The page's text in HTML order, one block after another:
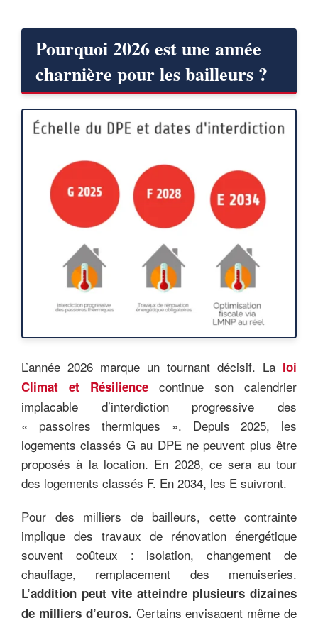
Pourquoi 2026 est une année
charnière pour les bailleurs ?
L’année 2026 marque un tournant décisif. La loi
Climat et Résilience continue son calendrier
implacable d’interdiction progressive des
« passoires thermiques ». Depuis 2025, les
logements classés G au DPE ne peuvent plus être
proposés à la location. En 2028, ce sera au tour
des logements classés F. En 2034, les E suivront.
Pour des milliers de bailleurs, cette contrainte
implique des travaux de rénovation énergétique
souvent coûteux : isolation, changement de
chauffage, remplacement des menuiseries.
L’addition peut vite atteindre plusieurs dizaines
de milliers d’euros. Certains envisagent même de